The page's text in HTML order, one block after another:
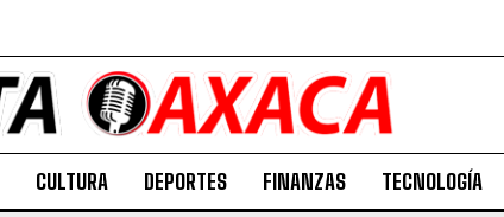
CULTURA DEPORTES FINANZAS TECNOLOGÍA